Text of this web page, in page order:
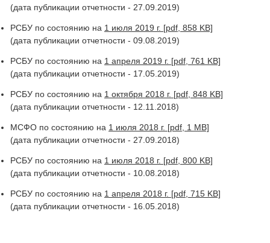
(дата публикации отчетности - 27.09.2019)
РСБУ по состоянию на 1 июля 2019 г. [pdf, 858 KB]
(дата публикации отчетности - 09.08.2019)
РСБУ по состоянию на 1 апреля 2019 г. [pdf, 761 KB]
(дата публикации отчетности - 17.05.2019)
РСБУ по состоянию на 1 октября 2018 г. [pdf, 848 KB]
(дата публикации отчетности - 12.11.2018)
МСФО по состоянию на 1 июля 2018 г. [pdf, 1 MB]
(дата публикации отчетности - 27.09.2018)
РСБУ по состоянию на 1 июля 2018 г. [pdf, 800 KB]
(дата публикации отчетности - 10.08.2018)
РСБУ по состоянию на 1 апреля 2018 г. [pdf, 715 KB]
(дата публикации отчетности - 16.05.2018)